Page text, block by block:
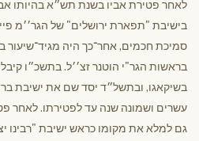
לאחר פטירת אביו בשנת תש״א בהיותו
בישיבת "תפארת ירושלים" של הגר׳׳מ
סמיכת חכמים, אחר־כך היה מגיד־שיעור
בראשות הגר"י הוטנר זצ׳׳ל. בתשכ״ו
בשיקאגו, ובתשל״ד יסד שם את ישיבת
עשרים ושמונה שנה עד לפטירתו. לאחר
גם למלא את מקומו כראש ישיבת "רבינו